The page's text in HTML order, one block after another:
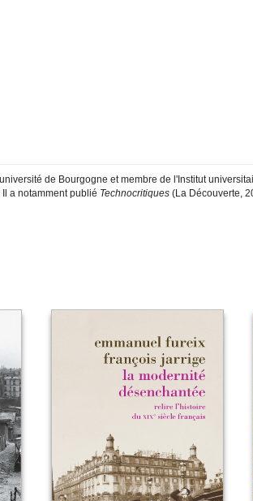
de Bourgogne et membre de l'Institut
a notamment publié Technocritiques (La Découverte,